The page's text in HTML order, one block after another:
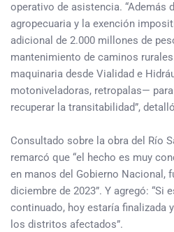
operativo de asistencia. “Además
agropecuaria y la exención
adicional de 2.000 millones de
mantenimiento de caminos
maquinaria desde Vialidad e
motoniveladoras, retropalas—
recuperar la transitabilidad”,
Consultado sobre la obra del Río
remarcó que “el hecho es muy
en manos del Gobierno Nacional,
diciembre de 2023”. Y agregó: “Si
continuado, hoy estaría finalizada
los distritos afectados”.